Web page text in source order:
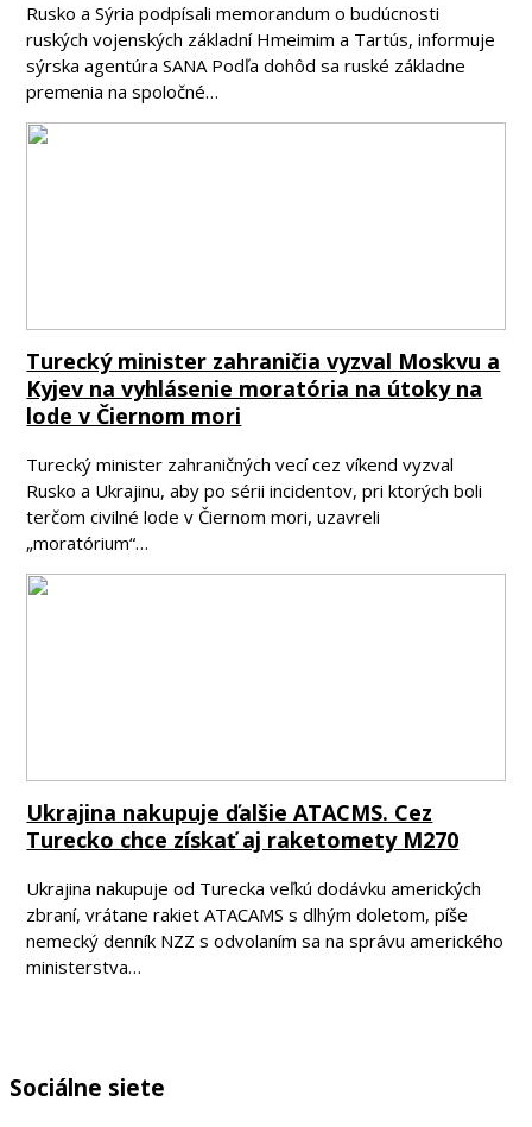
Rusko a Sýria podpísali memorandum o budúcnosti
ruských vojenských základní Hmeimim a Tartús, informuje
sýrska agentúra SANA Podľa dohôd sa ruské základne
premenia na spoločné…
Turecký minister zahraničia vyzval Moskvu a
Kyjev na vyhlásenie moratória na útoky na
lode v Čiernom mori
Turecký minister zahraničných vecí cez víkend vyzval
Rusko a Ukrajinu, aby po sérii incidentov, pri ktorých boli
terčom civilné lode v Čiernom mori, uzavreli
„moratórium“…
Ukrajina nakupuje ďalšie ATACMS. Cez
Turecko chce získať aj raketomety M270
Ukrajina nakupuje od Turecka veľkú dodávku amerických
zbraní, vrátane rakiet ATACAMS s dlhým doletom, píše
nemecký denník NZZ s odvolaním sa na správu amerického
ministerstva…
Sociálne siete